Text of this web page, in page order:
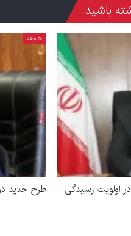
باشید
اولویت رسیدگی
جامعه
طرح جدید